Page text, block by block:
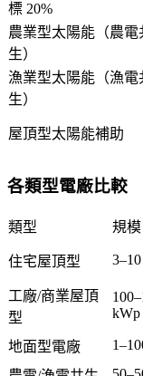
標 20%
農業型太陽能（農電
生）
漁業型太陽能（漁電
生）
屋頂型太陽能補助
各類型電廠比較
類型 規模
住宅屋頂型
工廠/商業屋頂
型
kWp
地面型電廠